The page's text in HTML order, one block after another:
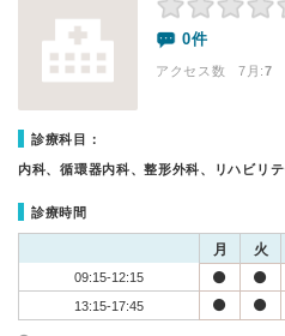
0件
アクセス数 7月:7
診療科目：
内科、循環器内科、整形外科、リハビリ
診療時間
月 火
09:15-12:15
13:15-17:45